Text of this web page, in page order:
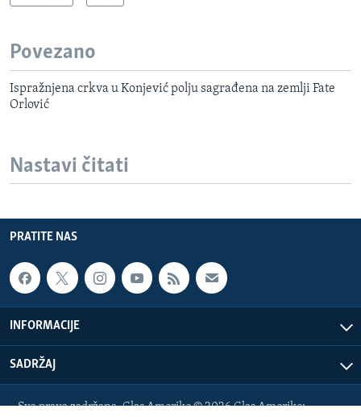
Povezano
Ispražnjena crkva u Konjević polju sagrađena na zemlji Fate
Orlović
Nastavi čitati
PRATITE NAS
INFORMACIJE
SADRŽAJ
Sva prava zadržana. Glas Amerike © 2026 Glas Amerike: